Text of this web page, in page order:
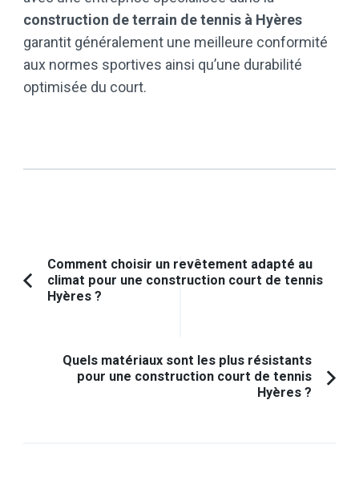
construction de terrain de tennis à Hyères
garantit généralement une meilleure conformité
aux normes sportives ainsi qu’une durabilité
optimisée du court.
Navigation
d'article
Article
Comment choisir un revêtement adapté au
climat pour une construction court de tennis
Hyères ?
Quels matériaux sont les plus résistants
pour une construction court de tennis
Hyères ?